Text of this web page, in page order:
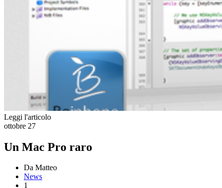
Leggi l'articolo
ottobre 27
Un Mac Pro raro
Da Matteo
News
1